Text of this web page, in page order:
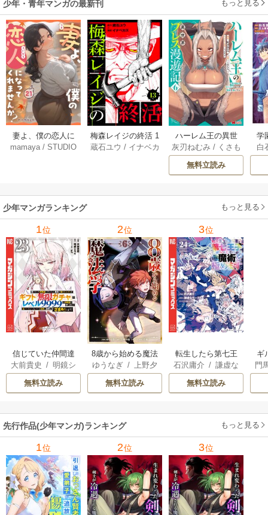
少年・青年マンガの最新刊 もっと見る
妻よ、僕の恋人に
なってくれません
mamaya/STUDIO
梅森レイジの終活 1
3巻
蔵石ユウ / イナベカ
ハーレム王の異世
界プレス漫遊記 ～
最強無双のおじさ
んはあらゆる種族
ミック） 6巻
灰刃ねむみ / くさも
ち
無料立読み
学
ア
（
白
少年マンガランキング もっと見る
1位
信じていた仲間達
にダンジョン奥地
で殺されかけたが
ギフト『無限ガチ
の仲間達を手に入
れて元パーティー
メンバーと世界に
復讐＆『ざま
ぁ！』します！
大前貴史 / 明鏡シ
スイ/tef
無料立読み
2位
8歳から始める魔法
学
ゆうなぎ /
上野夕
陽/乃希
無料立読み
3位
転生したら第七王
子だったので、気
ままに魔術を極め
ます
石沢庸介 /謙虚な
サークル/メル。
無料立読み
ギ
門
先行作品(少年マンガ)ランキング もっと見る
1位 2位 3位